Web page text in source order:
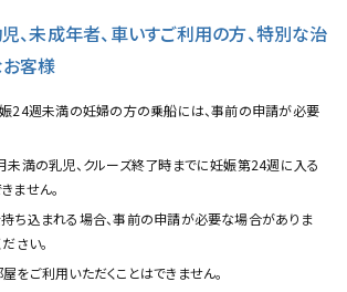
、未成年者、車いすご利用の方、特別な治
客様
24週未満の妊婦の方の乗船には、事前の申請が必要
未満の乳児、クルーズ終了時までに妊娠第24週に入る
ません。
ち込まれる場合、事前の申請が必要な場合がありま
さい。
をご利用いただくことはできません。